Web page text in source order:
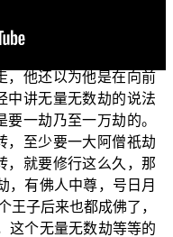
还会有所怀疑。如果是
还会退回去，他会向后
，他还以为他是在向前
中讲无量无数劫的说法
一劫乃至一万劫的。
，至少要一大阿僧祇劫
，就要修行这么久，那
，有佛人中尊，号日月
王子后来也都成佛了，
这个无量无数劫等等的